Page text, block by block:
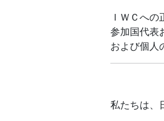
ＩＷＣへ
参加国代表
および個人
私たちは、